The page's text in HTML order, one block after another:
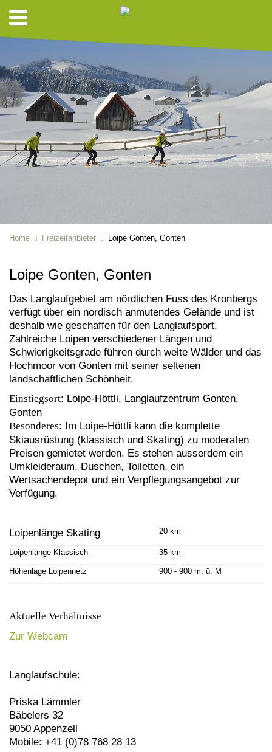
Home Freizeitanbieter Loipe Gonten, Gonten
Loipe Gonten, Gonten
Das Langlaufgebiet am nördlichen Fuss des Kronbergs
verfügt über ein nordisch anmutendes Gelände und ist
deshalb wie geschaffen für den Langlaufsport.
Zahlreiche Loipen verschiedener Längen und
Schwierigkeitsgrade führen durch weite Wälder und das
Hochmoor von Gonten mit seiner seltenen
landschaftlichen Schönheit.
Einstiegsort: Loipe-Höttli, Langlaufzentrum Gonten,
Gonten
Besonderes: Im Loipe-Höttli kann die komplette
Skiausrüstung (klassisch und Skating) zu moderaten
Preisen gemietet werden. Es stehen ausserdem ein
Umkleideraum, Duschen, Toiletten, ein
Wertsachendepot und ein Verpflegungsangebot zur
Verfügung.
Loipenlänge Skating 20 km
Loipenlänge Klassisch 35 km
Höhenlage Loipennetz 900 - 900 m. ü. M
Aktuelle Verhältnisse
Zur Webcam
Langlaufschule:
Priska Lämmler
Bäbelers 32
9050 Appenzell
Mobile: +41 (0)78 768 28 13